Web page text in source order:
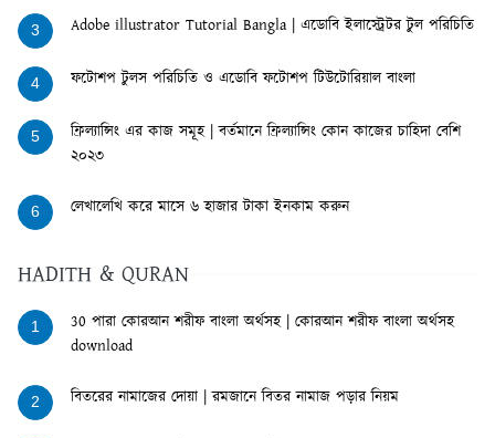
3 Adobe illustrator Tutorial Bangla | এডোবি ইলাস্ট্রেটর টুল পরিচিতি
4 ফটোশপ টুলস পরিচিতি ও এডোবি ফটোশপ টিউটোরিয়াল বাংলা
5
ফ্রিল্যান্সিং এর কাজ সমূহ | বর্তমানে ফ্রিল্যান্সিং কোন কাজের চাহিদা বেশি
২০২৩
6 লেখালেখি করে মাসে ৬ হাজার টাকা ইনকাম করুন
HADITH & QURAN
1
30 পারা কোরআন শরীফ বাংলা অর্থসহ | কোরআন শরীফ বাংলা অর্থসহ
download
2 বিতরের নামাজের দোয়া | রমজানে বিতর নামাজ পড়ার নিয়ম